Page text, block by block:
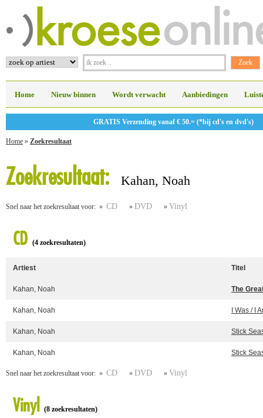
Home Nieuw binnen Wordt verwacht Aanbiedingen
GRATIS Verzending vanaf € 50.= (*bij cd's en dvd's)
Home » Zoekresultaat
Zoekresultaat: Kahan, Noah
Snel naar het zoekresultaat voor: » CD » DVD » Vinyl
CD (4 zoekresultaten)
Artiest Titel
Kahan, Noah The
Kahan, Noah I Was / I
Kahan, Noah Stick
Kahan, Noah Stick
Snel naar het zoekresultaat voor: » CD » DVD » Vinyl
Vinyl (8 zoekresultaten)